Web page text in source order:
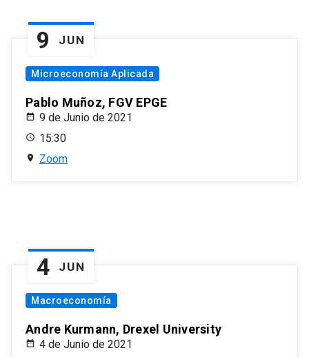
9 JUN
Microeconomía Aplicada
Pablo Muñoz, FGV EPGE
9 de Junio de 2021
15:30
Zoom
4 JUN
Macroeconomía
Andre Kurmann, Drexel University
4 de Junio de 2021